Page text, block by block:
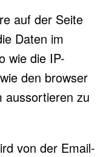
auf der Seite
Daten im
wie die IP-
den browser
aussortieren zu
von der Email-